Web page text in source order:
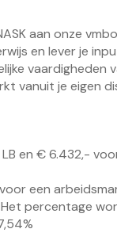
aan onze
en lever je
vaardigheden
vanuit je eigen
en € 6.432,-
een
percentage